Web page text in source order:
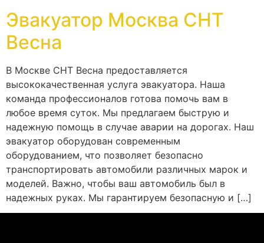
Эвакуатор Москва СНТ
Весна
В Москве СНТ Весна предоставляется
высококачественная услуга эвакуатора. Наша
команда профессионалов готова помочь вам в
любое время суток. Мы предлагаем быструю и
надежную помощь в случае аварии на дорогах. Наш
эвакуатор оборудован современным
оборудованием, что позволяет безопасно
транспортировать автомобили различных марок и
моделей. Важно, чтобы ваш автомобиль был в
надежных руках. Мы гарантируем безопасную и […]